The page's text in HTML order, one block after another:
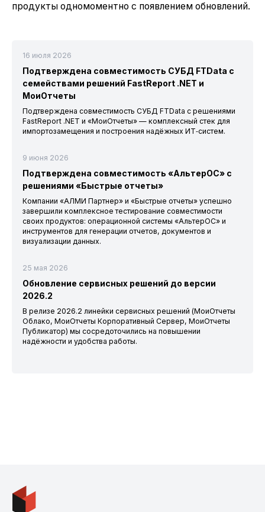
продукты одномоментно с появлением обновлений.
16 июля 2026
Подтверждена совместимость СУБД FTData с
семействами решений FastReport .NET и
МоиОтчеты
Подтверждена совместимость СУБД FTData с решениями
FastReport .NET и «МоиОтчеты» — комплексный стек для
импортозамещения и построения надёжных ИТ‑систем.
9 июня 2026
Подтверждена совместимость «АльтерОС» с
решениями «Быстрые отчеты»
Компании «АЛМИ Партнер» и «Быстрые отчеты» успешно
завершили комплексное тестирование совместимости
своих продуктов: операционной системы «АльтерОС» и
инструментов для генерации отчетов, документов и
визуализации данных.
25 мая 2026
Обновление сервисных решений до версии
2026.2
В релизе 2026.2 линейки сервисных решений (МоиОтчеты
Облако, МоиОтчеты Корпоративный Сервер, МоиОтчеты
Публикатор) мы сосредоточились на повышении
надёжности и удобства работы.